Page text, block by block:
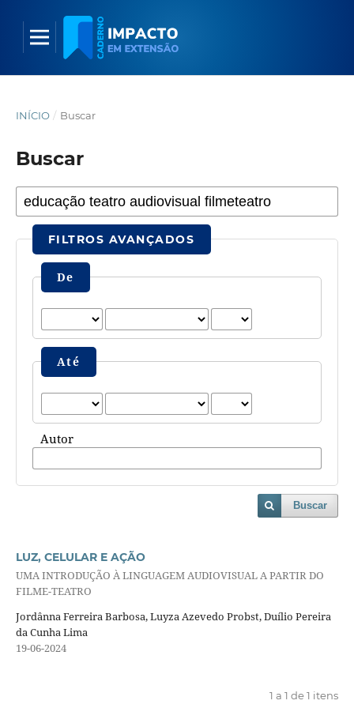
INÍCIO / Buscar
Buscar
FILTROS AVANÇADOS
De
Até
Autor
Buscar
LUZ, CELULAR E AÇÃO
UMA INTRODUÇÃO À LINGUAGEM AUDIOVISUAL A PARTIR DO
FILME-TEATRO
Jordânna Ferreira Barbosa, Luyza Azevedo Probst, Duílio Pereira
da Cunha Lima
19-06-2024
1 a 1 de 1 itens